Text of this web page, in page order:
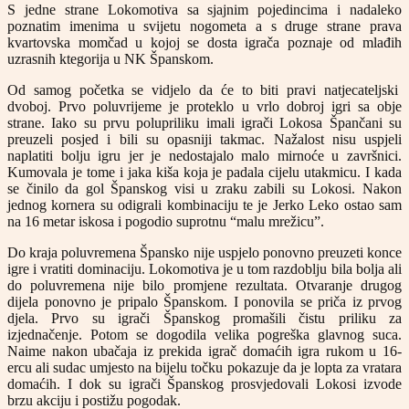
S jedne strane Lokomotiva sa sjajnim pojedincima i nadaleko
poznatim imenima u svijetu nogometa a s druge strane prava
kvartovska momčad u kojoj se dosta igrača poznaje od mlađih
uzrasnih ktegorija u NK Španskom.
Od samog početka se vidjelo da će to biti pravi natjecateljski
dvoboj. Prvo poluvrijeme je proteklo u vrlo dobroj igri sa obje
strane. Iako su prvu polupriliku imali igrači Lokosa Špančani su
preuzeli posjed i bili su opasniji takmac. Nažalost nisu uspjeli
naplatiti bolju igru jer je nedostajalo malo mirnoće u završnici.
Kumovala je tome i jaka kiša koja je padala cijelu utakmicu. I kada
se činilo da gol Španskog visi u zraku zabili su Lokosi. Nakon
jednog kornera su odigrali kombinaciju te je Jerko Leko ostao sam
na 16 metar iskosa i pogodio suprotnu “malu mrežicu”.
Do kraja poluvremena Špansko nije uspjelo ponovno preuzeti konce
igre i vratiti dominaciju. Lokomotiva je u tom razdoblju bila bolja ali
do poluvremena nije bilo promjene rezultata. Otvaranje drugog
dijela ponovno je pripalo Španskom. I ponovila se priča iz prvog
djela. Prvo su igrači Španskog promašili čistu priliku za
izjednačenje. Potom se dogodila velika pogreška glavnog suca.
Naime nakon ubačaja iz prekida igrač domaćih igra rukom u 16-
ercu ali sudac umjesto na bijelu točku pokazuje da je lopta za vratara
domaćih. I dok su igrači Španskog prosvjedovali Lokosi izvode
brzu akciju i postižu pogodak.